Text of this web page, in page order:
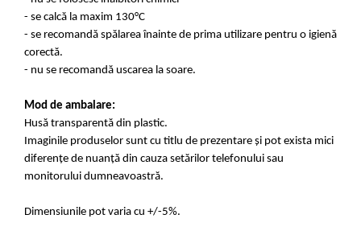
- se calcă la maxim 130°C
- se recomandă spălarea înainte de prima utilizare pentru o igienă
corectă.
- nu se recomandă uscarea la soare.
Mod de ambalare:
Husă transparentă din plastic.
Imaginile produselor sunt cu titlu de prezentare și pot exista mici
diferențe de nuanță din cauza setărilor telefonului sau
monitorului dumneavoastră.
Dimensiunile pot varia cu +/-5%.